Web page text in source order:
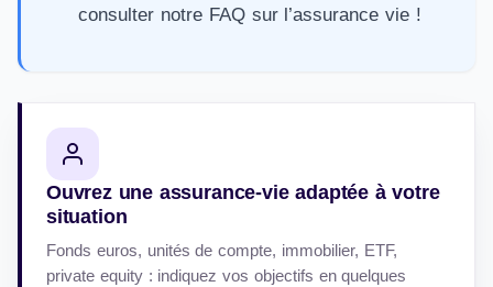
consulter notre FAQ sur l’assurance vie !
Ouvrez une assurance-vie adaptée à votre
situation
Fonds euros, unités de compte, immobilier, ETF,
private equity : indiquez vos objectifs en quelques